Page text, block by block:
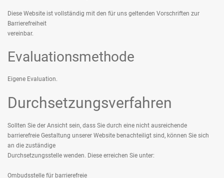
Diese Website ist vollständig mit den für uns geltenden Vorschriften zur
Barrierefreiheit
vereinbar.
Evaluationsmethode
Eigene Evaluation.
Durchsetzungsverfahren
Sollten Sie der Ansicht sein, dass Sie durch eine nicht ausreichende
barrierefreie Gestaltung unserer Website benachteiligt sind, können Sie sich
an die zuständige
Durchsetzungsstelle wenden. Diese erreichen Sie unter:
Ombudsstelle für barrierefreie